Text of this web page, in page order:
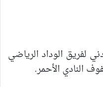
لفريق الوداد الرياضي
النادي الأحمر.